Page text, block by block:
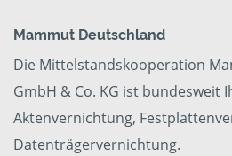
Mammut Deutschland
Die Mittelstandskooperation
GmbH & Co. KG ist bundesweit
Aktenvernichtung,
Datenträgervernichtung.